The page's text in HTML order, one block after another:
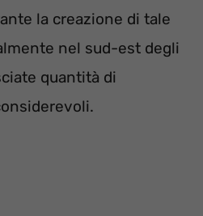
la creazione di tale
nel sud-est degli
quantità di